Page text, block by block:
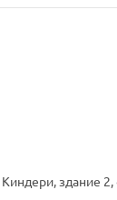
здание